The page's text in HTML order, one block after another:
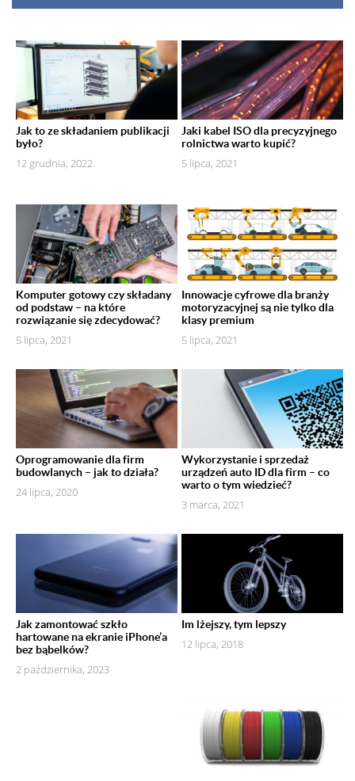
Jak to ze składaniem publikacji
było?
12 grudnia, 2022
Jaki kabel ISO dla precyzyjnego
rolnictwa warto kupić?
5 lipca, 2021
Komputer gotowy czy składany
od podstaw – na które
rozwiązanie się zdecydować?
5 lipca, 2021
Innowacje cyfrowe dla branży
motoryzacyjnej są nie tylko dla
klasy premium
5 lipca, 2021
Oprogramowanie dla firm
budowlanych – jak to działa?
24 lipca, 2020
Wykorzystanie i sprzedaż
urządzeń auto ID dla firm – co
warto o tym wiedzieć?
3 marca, 2021
Jak zamontować szkło
hartowane na ekranie iPhone’a
bez bąbelków?
2 października, 2023
Im lżejszy, tym lepszy
12 lipca, 2018